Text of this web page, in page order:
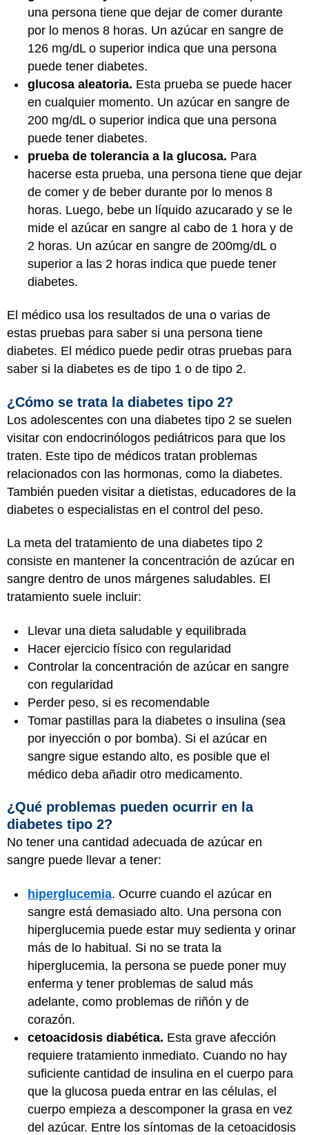
una persona tiene que dejar de comer durante
por lo menos 8 horas. Un azúcar en sangre de
126 mg/dL o superior indica que una persona
puede tener diabetes.
glucosa aleatoria. Esta prueba se puede hacer
en cualquier momento. Un azúcar en sangre de
200 mg/dL o superior indica que una persona
puede tener diabetes.
prueba de tolerancia a la glucosa. Para
hacerse esta prueba, una persona tiene que dejar
de comer y de beber durante por lo menos 8
horas. Luego, bebe un líquido azucarado y se le
mide el azúcar en sangre al cabo de 1 hora y de
2 horas. Un azúcar en sangre de 200mg/dL o
superior a las 2 horas indica que puede tener
diabetes.
El médico usa los resultados de una o varias de
estas pruebas para saber si una persona tiene
diabetes. El médico puede pedir otras pruebas para
saber si la diabetes es de tipo 1 o de tipo 2.
¿Cómo se trata la diabetes tipo 2?
Los adolescentes con una diabetes tipo 2 se suelen
visitar con endocrinólogos pediátricos para que los
traten. Este tipo de médicos tratan problemas
relacionados con las hormonas, como la diabetes.
También pueden visitar a dietistas, educadores de la
diabetes o especialistas en el control del peso.
La meta del tratamiento de una diabetes tipo 2
consiste en mantener la concentración de azúcar en
sangre dentro de unos márgenes saludables. El
tratamiento suele incluir:
Llevar una dieta saludable y equilibrada
Hacer ejercicio físico con regularidad
Controlar la concentración de azúcar en sangre
con regularidad
Perder peso, si es recomendable
Tomar pastillas para la diabetes o insulina (sea
por inyección o por bomba). Si el azúcar en
sangre sigue estando alto, es posible que el
médico deba añadir otro medicamento.
¿Qué problemas pueden ocurrir en la
diabetes tipo 2?
No tener una cantidad adecuada de azúcar en
sangre puede llevar a tener:
hiperglucemia. Ocurre cuando el azúcar en
sangre está demasiado alto. Una persona con
hiperglucemia puede estar muy sedienta y orinar
más de lo habitual. Si no se trata la
hiperglucemia, la persona se puede poner muy
enferma y tener problemas de salud más
adelante, como problemas de riñón y de
corazón.
cetoacidosis diabética. Esta grave afección
requiere tratamiento inmediato. Cuando no hay
suficiente cantidad de insulina en el cuerpo para
que la glucosa pueda entrar en las células, el
cuerpo empieza a descomponer la grasa en vez
del azúcar. Entre los síntomas de la cetoacidosis